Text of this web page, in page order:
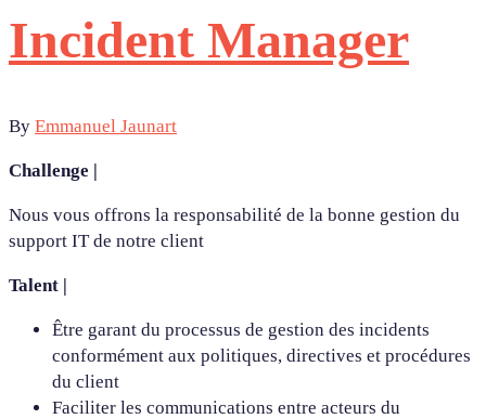
Incident Manager
By Emmanuel Jaunart
Challenge |
Nous vous offrons la responsabilité de la bonne gestion du
support IT de notre client
Talent |
Être garant du processus de gestion des incidents
conformément aux politiques, directives et procédures
du client
Faciliter les communications entre acteurs du